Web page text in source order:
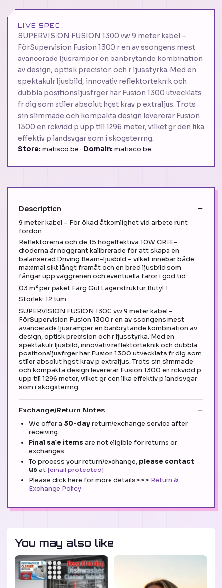
LIVE SPEC
SUPERVISION FUSION 1300 vw 9 meter kabel –
FörSupervision Fusion 1300 r en av ssongens mest
avancerade ljusramper en banbrytande kombination
av design, optisk precision och r ljusstyrka. Med en
spektakulr ljusbild, innovativ reflektorteknik och
dubbla positionsljusfrger har Fusion 1300 utvecklats
fr dig som stller absolut hgst krav p extraljus. Trots
sin slimmade och kompakta design levererar Fusion
1300 en rckvidd p upp till 1296 meter, vilket gr den lika
effektiv p landsvgar som i skogsterrng.
Store: matisco.be · Domain: matisco.be
Description
9 meter kabel – För ökad åtkomlighet vid arbete runt
fordon
Reflektorerna och de 15 högeffektiva 10W CREE-
dioderna är noggrant kalibrerade för att skapa en
balanserad Driving Beam-ljusbild – vilket innebär både
maximal sikt långt framåt och en bred ljusbild som
fångar upp väggrenen och eventuella faror i god tid
03 m² per paket Färg Gul Lagerstruktur Butyl 1
Storlek: 12 tum
SUPERVISION FUSION 1300 vw 9 meter kabel –
FörSupervision Fusion 1300 r en av ssongens mest
avancerade ljusramper en banbrytande kombination av
design, optisk precision och r ljusstyrka. Med en
spektakulr ljusbild, innovativ reflektorteknik och dubbla
positionsljusfrger har Fusion 1300 utvecklats fr dig som
stller absolut hgst krav p extraljus. Trots sin slimmade
och kompakta design levererar Fusion 1300 en rckvidd p
upp till 1296 meter, vilket gr den lika effektiv p landsvgar
som i skogsterrng.
Exchange/Return Notes
We offer a 30-dayreturn/exchange service after
receiving.
Final sale items are not eligible for returns or
exchanges.
To process your return/exchange, please contact
us at [email protected]
Please click here for more details>>> Return &
Exchange Policy
You may also like